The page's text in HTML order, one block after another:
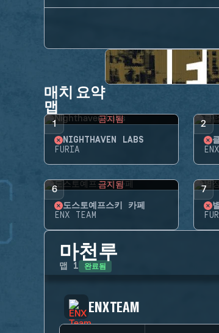
매치 요약
맵
1 금지됨
NIGHTHAVEN LABS
FURIA
2
6 금지됨
도스토예프스키 카페
ENX TEAM
7
마천루
맵 1 완료됨
ENX TEAM